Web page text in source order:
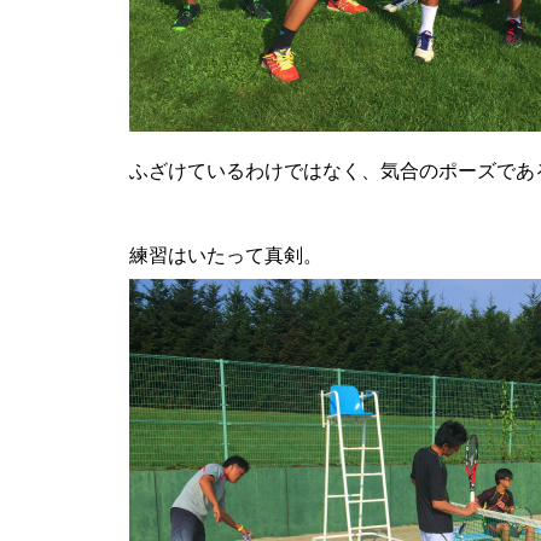
ふざけているわけではなく、気合のポーズであ
練習はいたって真剣。